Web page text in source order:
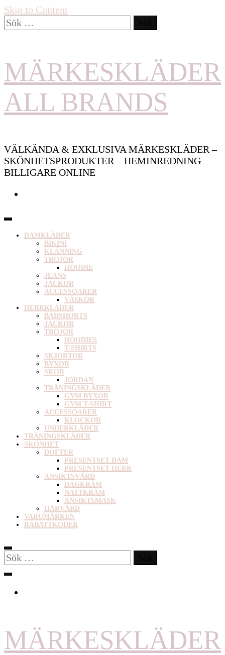
Skip to Content
Sök
efter:
MÄRKESKLÄDER
ALL BRANDS
VÄLKÄNDA & EXKLUSIVA MÄRKESKLÄDER –
SKÖNHETSPRODUKTER – HEMINREDNING
BILLIGARE ONLINE
DAMKLÄDER
BIKINI
KLÄNNING
TRÖJOR
HOODIE
JEANS
JACKOR
ACCESSOARER
VÄSKOR
HERRKLÄDER
BADSHORTS
JACKOR
TRÖJOR
HOODIES
T-SHIRTS
SKJORTOR
BYXOR
SKOR
JORDAN
TRÄNINGSKLÄDER
GYM BYXOR
GYM T-SHIRT
ACCESSOARER
KLOCKOR
UNDERKLÄDER
TRÄNINGSKLÄDER
SKÖNHET
DOFTER
PRESENTSET DAM
PRESENTSET HERR
ANSIKTSVÅRD
DAGKRÄM
NATTKRÄM
ANSIKTSMASK
HÅRVÅRD
VARUMÄRKEN
RABATTKODER
Sök
efter:
MÄRKESKLÄDER